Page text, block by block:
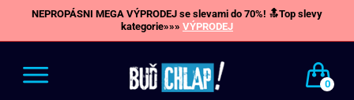
NEPROPÁSNI MEGA VÝPRODEJ se slevami do 70%! 🔝Top slevy
kategorie»»» VÝPRODEJ
0